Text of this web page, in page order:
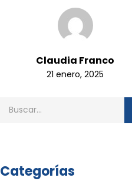
Claudia Franco
21 enero, 2025
Categorías